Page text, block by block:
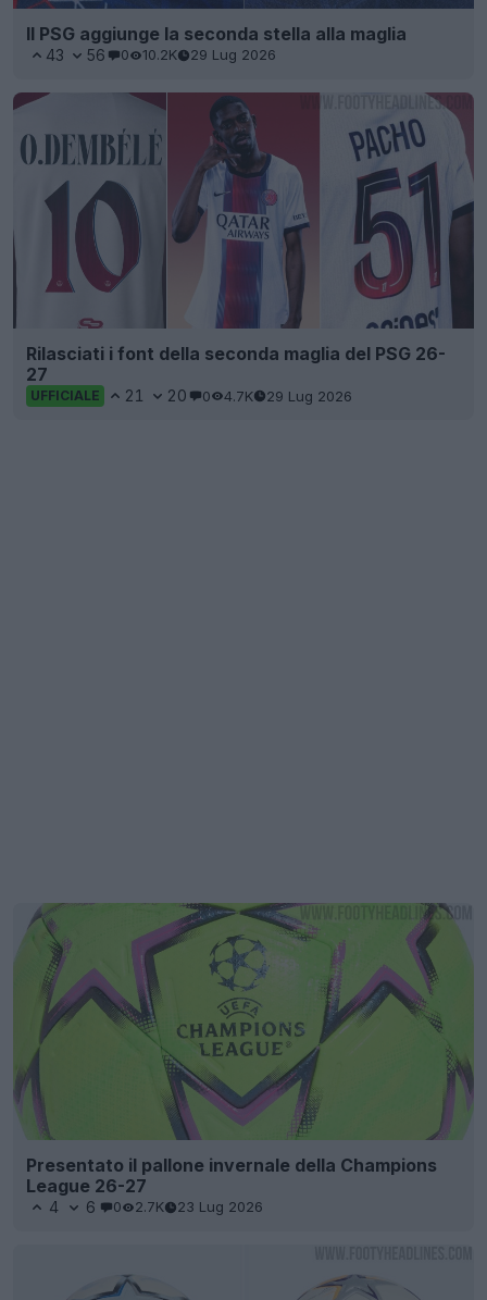
Il PSG aggiunge la seconda stella alla maglia
43 56 0 10.2K 29 Lug 2026
Rilasciati i font della seconda maglia del PSG 26-
27
UFFICIALE 21 20 0 4.7K 29 Lug 2026
Presentato il pallone invernale della Champions
League 26-27
4 6 0 2.7K 23 Lug 2026